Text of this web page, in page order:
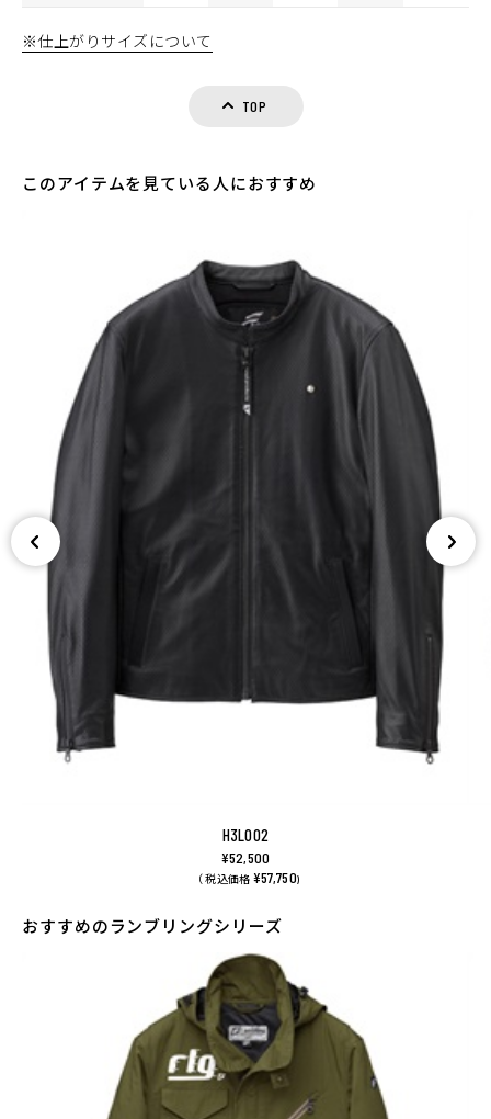
※仕上がりサイズについて
TOP
このアイテムを見ている人におすすめ
H3L002
¥52,500
（ 税込価格 ¥57,750)
おすすめのランブリングシリーズ